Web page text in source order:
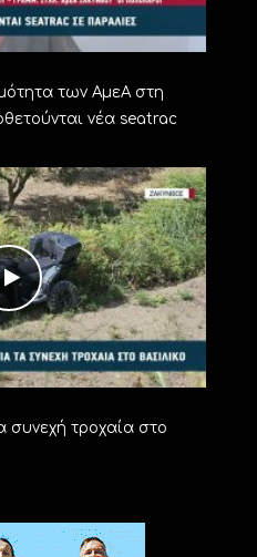
των ΑμεΑ στη
νέα seatrac
συνεχή τροχαία στο